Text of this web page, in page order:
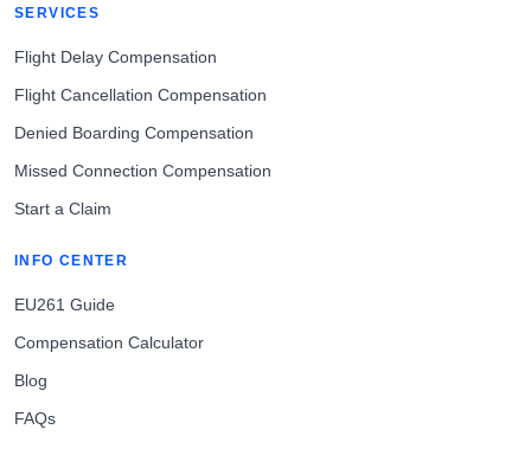
SERVICES
Flight Delay Compensation
Flight Cancellation Compensation
Denied Boarding Compensation
Missed Connection Compensation
Start a Claim
INFO CENTER
EU261 Guide
Compensation Calculator
Blog
FAQs